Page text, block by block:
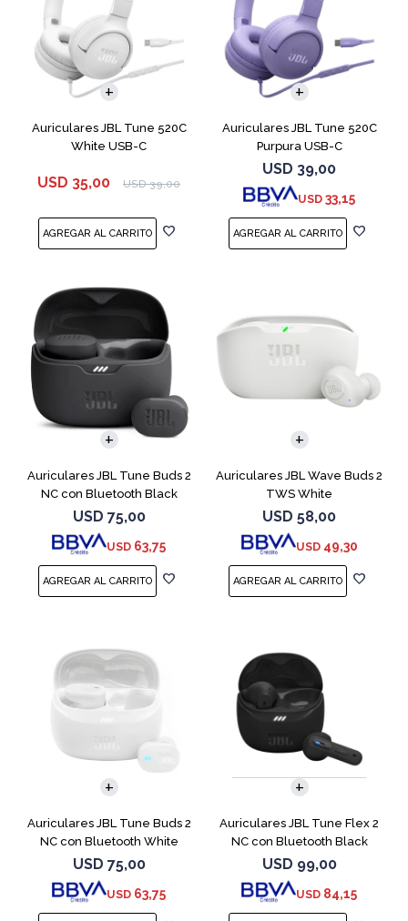
Auriculares JBL Tune 520C
White USB-C
USD 35,00 USD 39,00
Auriculares JBL Tune 520C
Purpura USB-C
USD 39,00
USD 33,15
Auriculares JBL Tune Buds 2
NC con Bluetooth Black
USD 75,00
USD 63,75
Auriculares JBL Wave Buds 2
TWS White
USD 58,00
USD 49,30
Auriculares JBL Tune Buds 2
NC con Bluetooth White
USD 75,00
USD 63,75
Auriculares JBL Tune Flex 2
NC con Bluetooth Black
USD 99,00
USD 84,15